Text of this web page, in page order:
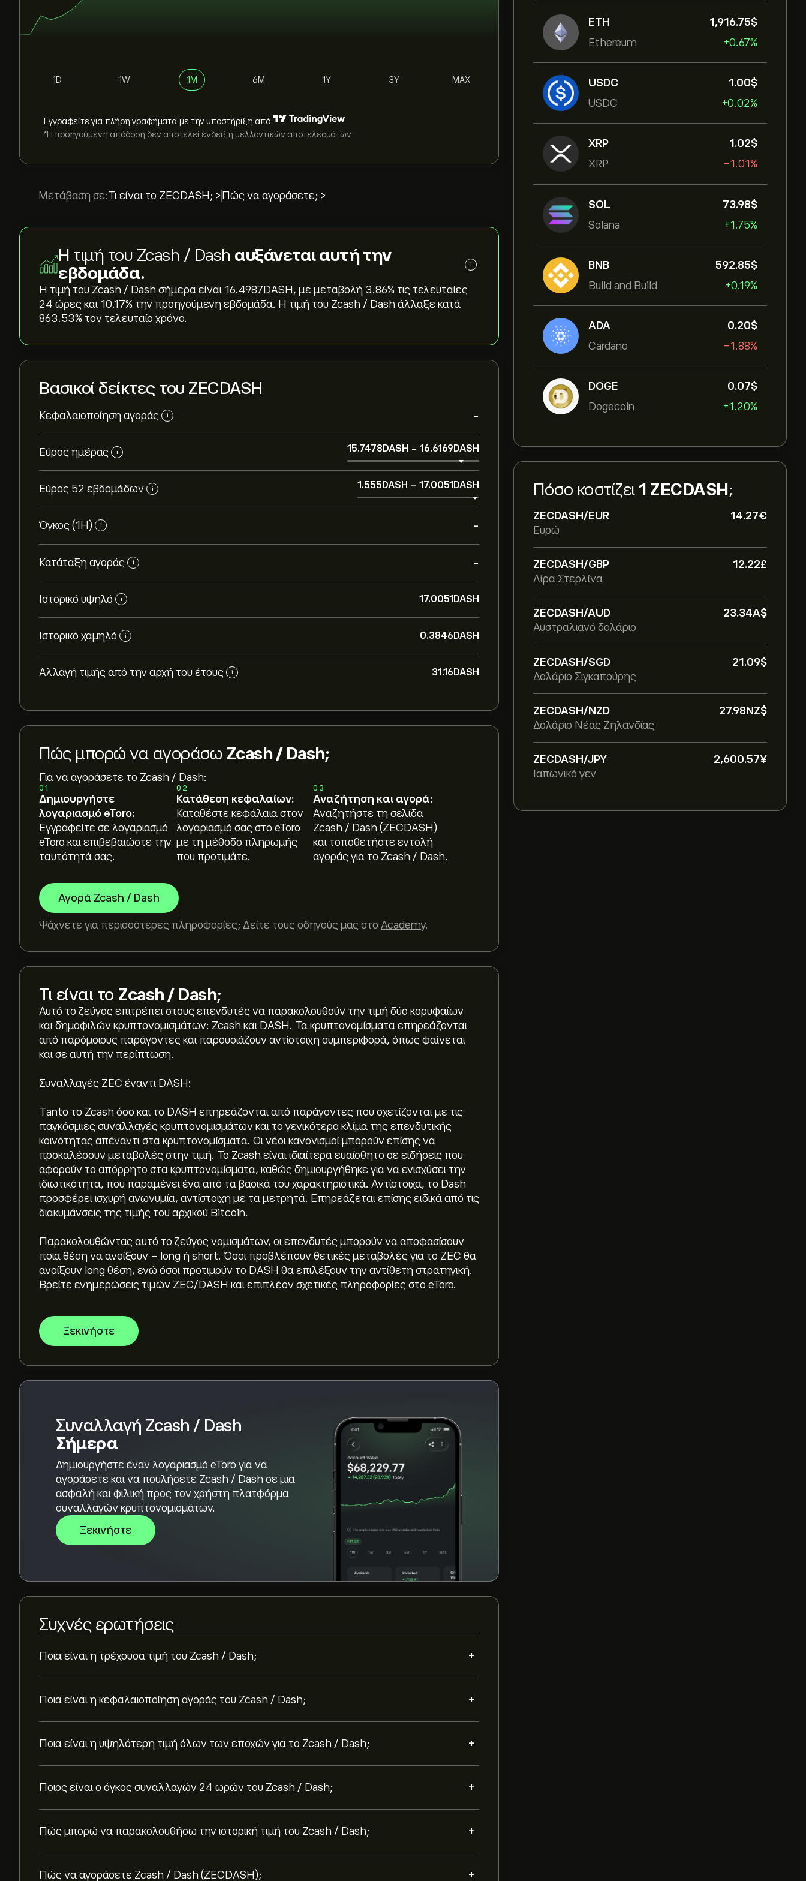
ETH
Ethereum
1,916.75‎$‎
+0.67%
USDC
USDC
1.00‎$‎
+0.02%
XRP
XRP
1.02‎$‎
-1.01%
SOL
Solana
73.98‎$‎
+1.75%
BNB
Build and Build
592.85‎$‎
+0.19%
ADA
Cardano
0.20‎$‎
-1.88%
DOGE
Dogecoin
0.07‎$‎
+1.20%
Πόσο κοστίζει 1 ZECDASH;
ZECDASH/EUR
14.27‎€‎
Ευρώ
ZECDASH/GBP
12.22‎£‎
Λίρα Στερλίνα
ZECDASH/AUD
23.34‎A$‎
Αυστραλιανό δολάριο
ZECDASH/SGD
21.09‎$‎
Δολάριο Σιγκαπούρης
ZECDASH/NZD
27.98‎NZ$‎
Δολάριο Νέας Ζηλανδίας
ZECDASH/JPY
2,600.57‎¥‎
Ιαπωνικό γεν
1D 1W 1M 6M 1Y 3Y MAX
Εγγραφείτε για πλήρη γραφήματα με την υποστήριξη από
*Η προηγούμενη απόδοση δεν αποτελεί ένδειξη μελλοντικών αποτελεσμάτων
Μετάβαση σε:Τι είναι το ZECDASH; > Πώς να αγοράσετε; >
Η τιμή του Zcash / Dash αυξάνεται αυτή την
εβδομάδα.
i
Η τιμή του Zcash / Dash σήμερα είναι 16.4987‎DASH‎, με μεταβολή ‎3.86‎% τις τελευταίες
24 ώρες και ‎10.17‎% την προηγούμενη εβδομάδα. Η τιμή του Zcash / Dash άλλαξε κατά
‎863.53‎% τον τελευταίο χρόνο.
Βασικοί δείκτες του ZECDASH
Κεφαλαιοποίηση αγοράς i -
Εύρος ημέρας i 15.7478‎DASH‎ - 16.6169‎DASH‎
Εύρος 52 εβδομάδων i 1.555‎DASH‎ - 17.0051‎DASH‎
Όγκος (1Η) i -
Κατάταξη αγοράς i -
Ιστορικό υψηλό i 17.0051‎DASH‎
Ιστορικό χαμηλό i 0.3846‎DASH‎
Αλλαγή τιμής από την αρχή του έτους i 31.16‎DASH‎
Πώς μπορώ να αγοράσω Zcash / Dash;
Για να αγοράσετε το Zcash / Dash:
01
Δημιουργήστε
λογαριασμό eToro:
Εγγραφείτε σε λογαριασμό
eToro και επιβεβαιώστε την
ταυτότητά σας.
02
Κατάθεση κεφαλαίων:
Καταθέστε κεφάλαια στον
λογαριασμό σας στο eToro
με τη μέθοδο πληρωμής
που προτιμάτε.
03
Αναζήτηση και αγορά:
Αναζητήστε τη σελίδα
Zcash / Dash (ZECDASH)
και τοποθετήστε εντολή
αγοράς για το Zcash / Dash.
Αγορά Zcash / Dash
Ψάχνετε για περισσότερες πληροφορίες; Δείτε τους οδηγούς μας στο Academy.
Τι είναι το Zcash / Dash;
Αυτό το ζεύγος επιτρέπει στους επενδυτές να παρακολουθούν την τιμή δύο κορυφαίων
και δημοφιλών κρυπτονομισμάτων: Zcash και DASH. Τα κρυπτονομίσματα επηρεάζονται
από παρόμοιους παράγοντες και παρουσιάζουν αντίστοιχη συμπεριφορά, όπως φαίνεται
και σε αυτή την περίπτωση.
Συναλλαγές ZEC έναντι DASH:
Τanto το Zcash όσο και το DASH επηρεάζονται από παράγοντες που σχετίζονται με τις
παγκόσμιες συναλλαγές κρυπτονομισμάτων και το γενικότερο κλίμα της επενδυτικής
κοινότητας απέναντι στα κρυπτονομίσματα. Οι νέοι κανονισμοί μπορούν επίσης να
προκαλέσουν μεταβολές στην τιμή. Το Zcash είναι ιδιαίτερα ευαίσθητο σε ειδήσεις που
αφορούν το απόρρητο στα κρυπτονομίσματα, καθώς δημιουργήθηκε για να ενισχύσει την
ιδιωτικότητα, που παραμένει ένα από τα βασικά του χαρακτηριστικά. Αντίστοιχα, το Dash
προσφέρει ισχυρή ανωνυμία, αντίστοιχη με τα μετρητά. Επηρεάζεται επίσης ειδικά από τις
διακυμάνσεις της τιμής του αρχικού Bitcoin.
Παρακολουθώντας αυτό το ζεύγος νομισμάτων, οι επενδυτές μπορούν να αποφασίσουν
ποια θέση να ανοίξουν - long ή short. Όσοι προβλέπουν θετικές μεταβολές για το ZEC θα
ανοίξουν long θέση, ενώ όσοι προτιμούν το DASH θα επιλέξουν την αντίθετη στρατηγική.
Βρείτε ενημερώσεις τιμών ZEC/DASH και επιπλέον σχετικές πληροφορίες στο eToro.
Ξεκινήστε
Συναλλαγή Zcash / Dash
Σήμερα
Δημιουργήστε έναν λογαριασμό eToro για να
αγοράσετε και να πουλήσετε Zcash / Dash σε μια
ασφαλή και φιλική προς τον χρήστη πλατφόρμα
συναλλαγών κρυπτονομισμάτων.
Ξεκινήστε
Συχνές ερωτήσεις
Ποια είναι η τρέχουσα τιμή του Zcash / Dash; +
Η τρέχουσα τιμή του Zcash / Dash (ZECDASH) είναι 16.4987‎DASH‎
Ποια είναι η κεφαλαιοποίηση αγοράς του Zcash / Dash; +
τη στιγμή)
Ποια είναι η υψηλότερη τιμή όλων των εποχών για το Zcash / Dash; +
Το ιστορικό υψηλό του Zcash / Dash είναι 17.0051‎DASH‎
Ποιος είναι ο όγκος συναλλαγών 24 ωρών του Zcash / Dash; +
Το Zcash / Dash έχει όγκο συναλλαγών 24 ωρών (Τα δεδομένα δεν είναι διαθέσιμα αυτή
τη στιγμή)
Πώς μπορώ να παρακολουθήσω την ιστορική τιμή του Zcash / Dash; +
Πώς να αγοράσετε Zcash / Dash (ZECDASH); +
δημιουργήσετε λογαριασμό και καταθέσετε κεφάλαια, κάντε κλικ στο κουμπί "Trade" και
επιλέξτε πόσα Zcash / Dash θέλετε να αγοράσετε. Μπορείτε επίσης να καταχωρίσετε
εντολή για να αγοράσετε Zcash / Dash (ZECDASH) σε συγκεκριμένη τιμή στο μέλλον.